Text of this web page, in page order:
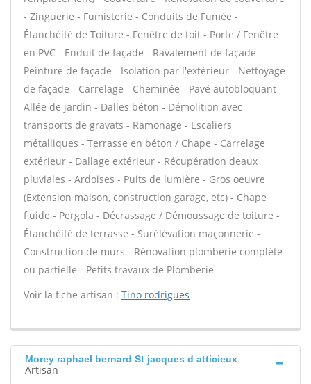
- Zinguerie - Fumisterie - Conduits de Fumée -
Étanchéité de Toiture - Fenêtre de toit - Porte / Fenêtre
en PVC - Enduit de façade - Ravalement de façade -
Peinture de façade - Isolation par l'extérieur - Nettoyage
de façade - Carrelage - Cheminée - Pavé autobloquant -
Allée de jardin - Dalles béton - Démolition avec
transports de gravats - Ramonage - Escaliers
métalliques - Terrasse en béton / Chape - Carrelage
extérieur - Dallage extérieur - Récupération deaux
pluviales - Ardoises - Puits de lumière - Gros oeuvre
(Extension maison, construction garage, etc) - Chape
fluide - Pergola - Décrassage / Démoussage de toiture -
Étanchéité de terrasse - Surélévation maçonnerie -
Construction de murs - Rénovation plomberie complète
ou partielle - Petits travaux de Plomberie -
Voir la fiche artisan : Tino rodrigues
Morey raphael bernard St jacques d atticieux
Artisan